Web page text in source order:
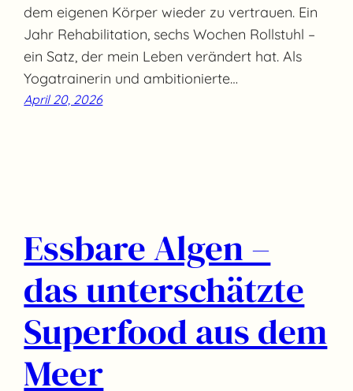
dem eigenen Körper wieder zu vertrauen. Ein
Jahr Rehabilitation, sechs Wochen Rollstuhl –
ein Satz, der mein Leben verändert hat. Als
Yogatrainerin und ambitionierte…
April 20, 2026
Essbare Algen –
das unterschätzte
Superfood aus dem
Meer